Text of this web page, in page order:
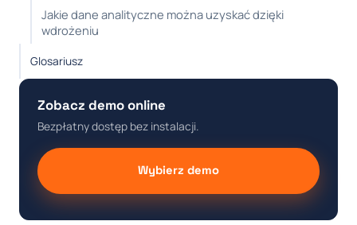
Jakie dane analityczne można uzyskać dzięki
wdrożeniu
Glosariusz
Zobacz demo online
Bezpłatny dostęp bez instalacji.
Wybierz demo